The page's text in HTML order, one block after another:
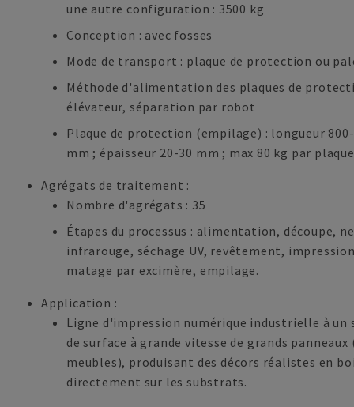
une autre configuration : 3500 kg
Conception : avec fosses
Mode de transport : plaque de protection ou
Méthode d'alimentation des plaques de
élévateur, séparation par robot
Plaque de protection (empilage) : longueur
mm ; épaisseur 20-30 mm ; max 80 kg par
Agrégats de traitement :
Nombre d'agrégats : 35
Étapes du processus : alimentation, découpe,
infrarouge, séchage UV, revêtement,
matage par excimère, empilage.
Application :
Ligne d'impression numérique industrielle à
de surface à grande vitesse de grands
meubles), produisant des décors réalistes en
directement sur les substrats.